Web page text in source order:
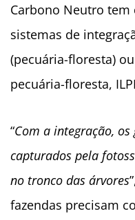
Carbono Neutro
sistemas de
(pecuária-floresta)
pecuária-floresta,
“Com a integração,
capturados pela
no tronco das árvores
fazendas precisam